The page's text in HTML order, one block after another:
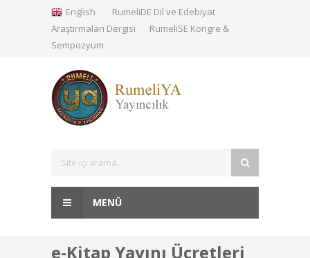
English
RumeliDE Dil ve Edebiyat
Araştırmaları Dergisi
RumeliSE Kongre &
Sempozyum
MENÜ
e-Kitap Yayını Ücretleri